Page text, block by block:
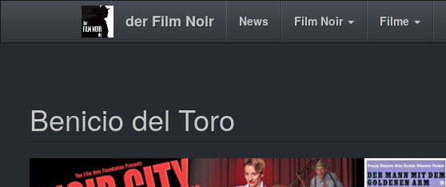
Direkt
der Film Noir
Main News Film Noir Filme
Benicio del Toro